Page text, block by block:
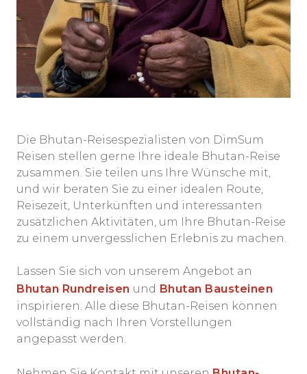
Die Bhutan-Reisespezialisten von DimSum
Reisen stellen gerne Ihre ideale Bhutan-Reise
zusammen. Sie teilen uns Ihre Wünsche mit,
und wir beraten Sie zu einer idealen Route,
Reisezeit, Unterkünften und interessanten
zusätzlichen Aktivitäten, um Ihre Bhutan-Reise
zu einem unvergesslichen Erlebnis zu machen.
Lassen Sie sich von unserem Angebot an
Bhutan Rundreisen und Bhutan Bausteinen
inspirieren. Alle diese Bhutan-Reisen können
vollständig nach Ihren Vorstellungen
angepasst werden.